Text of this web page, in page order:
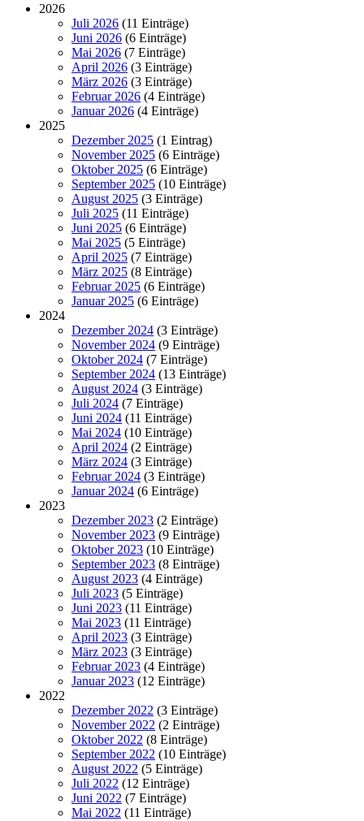
2026
Juli 2026 (11 Einträge)
Juni 2026 (6 Einträge)
Mai 2026 (7 Einträge)
April 2026 (3 Einträge)
März 2026 (3 Einträge)
Februar 2026 (4 Einträge)
Januar 2026 (4 Einträge)
2025
Dezember 2025 (1 Eintrag)
November 2025 (6 Einträge)
Oktober 2025 (6 Einträge)
September 2025 (10 Einträge)
August 2025 (3 Einträge)
Juli 2025 (11 Einträge)
Juni 2025 (6 Einträge)
Mai 2025 (5 Einträge)
April 2025 (7 Einträge)
März 2025 (8 Einträge)
Februar 2025 (6 Einträge)
Januar 2025 (6 Einträge)
2024
Dezember 2024 (3 Einträge)
November 2024 (9 Einträge)
Oktober 2024 (7 Einträge)
September 2024 (13 Einträge)
August 2024 (3 Einträge)
Juli 2024 (7 Einträge)
Juni 2024 (11 Einträge)
Mai 2024 (10 Einträge)
April 2024 (2 Einträge)
März 2024 (3 Einträge)
Februar 2024 (3 Einträge)
Januar 2024 (6 Einträge)
2023
Dezember 2023 (2 Einträge)
November 2023 (9 Einträge)
Oktober 2023 (10 Einträge)
September 2023 (8 Einträge)
August 2023 (4 Einträge)
Juli 2023 (5 Einträge)
Juni 2023 (11 Einträge)
Mai 2023 (11 Einträge)
April 2023 (3 Einträge)
März 2023 (3 Einträge)
Februar 2023 (4 Einträge)
Januar 2023 (12 Einträge)
2022
Dezember 2022 (3 Einträge)
November 2022 (2 Einträge)
Oktober 2022 (8 Einträge)
September 2022 (10 Einträge)
August 2022 (5 Einträge)
Juli 2022 (12 Einträge)
Juni 2022 (7 Einträge)
Mai 2022 (11 Einträge)